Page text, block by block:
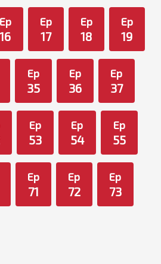
Ep
16
Ep
17
Ep
18
Ep
19
Ep
35
Ep
36
Ep
37
Ep
53
Ep
54
Ep
55
Ep
71
Ep
72
Ep
73